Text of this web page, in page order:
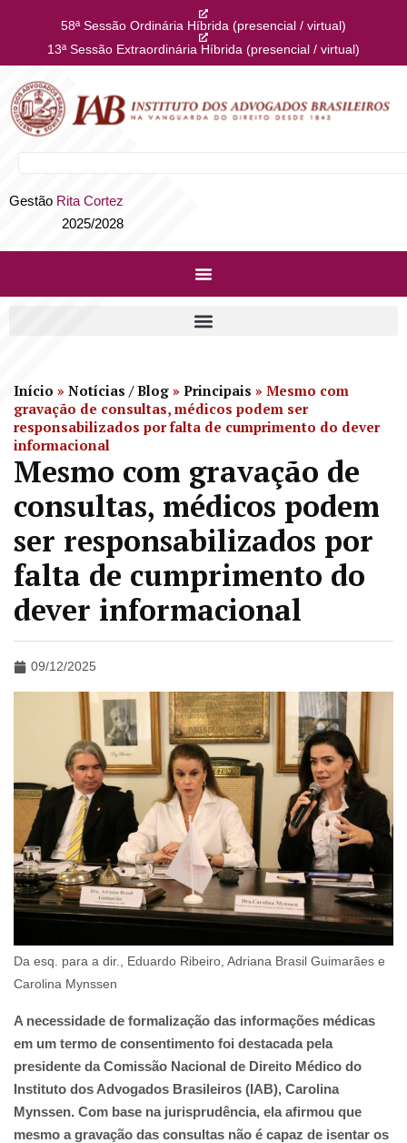
58ª Sessão Ordinária Híbrida (presencial / virtual)
13ª Sessão Extraordinária Híbrida (presencial / virtual)
Gestão Rita Cortez
2025/2028
Início » Notícias / Blog » Principais » Mesmo com
gravação de consultas, médicos podem ser
responsabilizados por falta de cumprimento do dever
informacional
Mesmo com gravação de
consultas, médicos podem
ser responsabilizados por
falta de cumprimento do
dever informacional
09/12/2025
Da esq. para a dir., Eduardo Ribeiro, Adriana Brasil Guimarães e
Carolina Mynssen
A necessidade de formalização das informações médicas
em um termo de consentimento foi destacada pela
presidente da Comissão Nacional de Direito Médico do
Instituto dos Advogados Brasileiros (IAB), Carolina
Mynssen. Com base na jurisprudência, ela afirmou que
mesmo a gravação das consultas não é capaz de isentar os